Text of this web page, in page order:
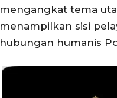
mengangkat tema
menampilkan sisi
hubungan humanis